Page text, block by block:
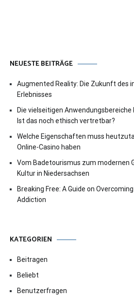
NEUESTE BEITRÄGE
Augmented Reality: Die Zukunft des
Erlebnisses
Die vielseitigen
Ist das noch ethisch vertretbar?
Welche Eigenschaften muss
Online-Casino haben
Vom Badetourismus zum modernen
Kultur in Niedersachsen
Breaking Free: A Guide on
Addiction
KATEGORIEN
Beitragen
Beliebt
Benutzerfragen